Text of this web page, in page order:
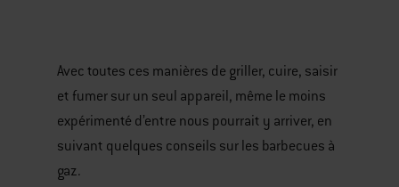
Avec toutes ces manières de griller, cuire, saisir
et fumer sur un seul appareil, même le moins
expérimenté d’entre nous pourrait y arriver, en
suivant quelques conseils sur les barbecues à
gaz.